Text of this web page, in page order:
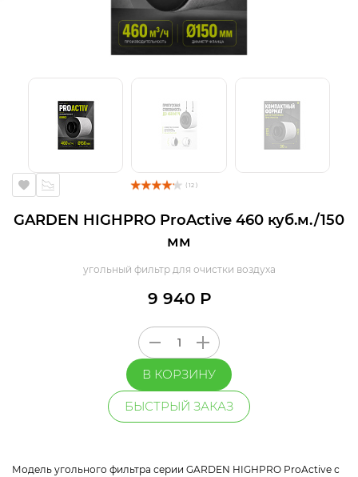
( 12 )
GARDEN HIGHPRO ProActive 460 куб.м./150
мм
угольный фильтр для очистки воздуха
9 940 Р
В КОРЗИНУ
БЫСТРЫЙ ЗАКАЗ
Модель угольного фильтра серии GARDEN HIGHPRO ProActive с